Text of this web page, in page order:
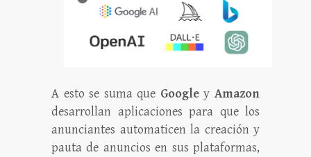
A esto se suma que Googley Amazon
desarrollan aplicaciones para que los
anunciantes automaticen la creación y
pauta de anuncios en sus plataformas,